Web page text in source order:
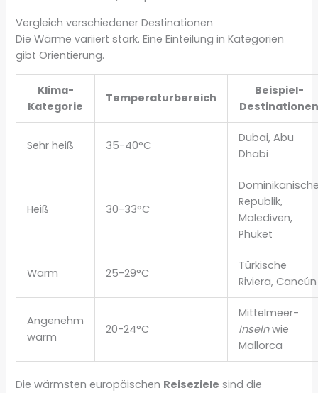
Vergleich verschiedener Destinationen
Die Wärme variiert stark. Eine Einteilung in Kategorien
gibt Orientierung.
Klima-
Kategorie
Temperaturbereich
Beispiel-
Sehr heiß 35-40°C
Dubai, Abu
Dhabi
Heiß 30-33°C
Republik,
Malediven,
Phuket
Warm 25-29°C
Türkische
Riviera, Cancún
Angenehm
warm
20-24°C
Mittelmeer-
Inselnwie
Mallorca
Die wärmsten europäischen Reiseziele sind die